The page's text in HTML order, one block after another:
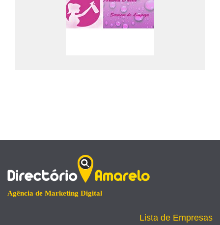
Agência de Marketing Digital
Lista de Empresas